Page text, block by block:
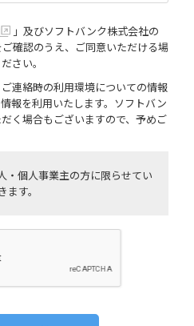
」及びソフトバンク株式会社の
ご確認のうえ、ご同意いただける場
さい。
連絡時の利用環境についての情報
報を利用いたします。ソフトバン
く場合もございますので、予めご
・個人事業主の方に限らせてい
ます。